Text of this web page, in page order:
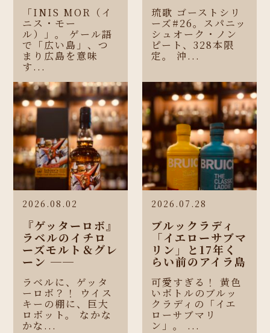
「INIS MOR（イ
ニス・モー
ル）」。 ゲール語
で「広い島」、つ
まり広島を意味
す...
琉歌 ゴーストシリ
ーズ#26。スパニッ
シュオーク・ノン
ピート、328本限
定。 沖...
2026.08.02
『ゲッターロボ』
ラベルのイチロ
ーズモルト＆グレ
ーン ──
ラベルに、ゲッタ
ーロボ？！ ウイス
キーの棚に、巨大
ロボット。 なかな
かな...
2026.07.28
ブルックラディ
「イエローサブマ
リン」と17年く
らい前のアイラ島
可愛すぎる！ 黄色
いボトルのブルッ
クラディの「イエ
ローサブマリ
ン」。 ...